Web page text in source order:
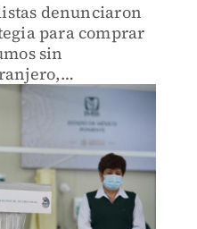
denunciaron
para comprar
sin
vidas, confusión